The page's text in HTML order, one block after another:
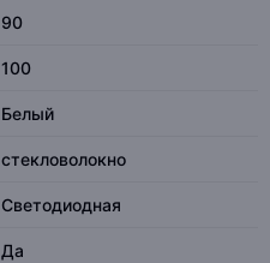
90
100
Белый
стекловолокно
Светодиодная
Да